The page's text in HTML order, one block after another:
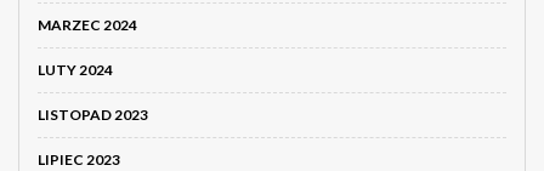
MARZEC 2024
LUTY 2024
LISTOPAD 2023
LIPIEC 2023